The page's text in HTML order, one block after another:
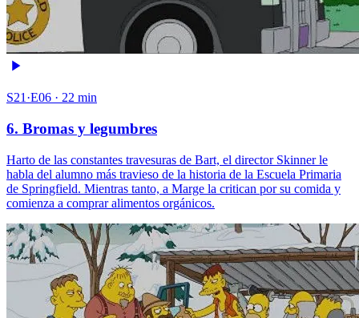
S21·E06 · 22 min
6. Bromas y legumbres
Harto de las constantes travesuras de Bart, el director Skinner le
habla del alumno más travieso de la historia de la Escuela Primaria
de Springfield. Mientras tanto, a Marge la critican por su comida y
comienza a comprar alimentos orgánicos.